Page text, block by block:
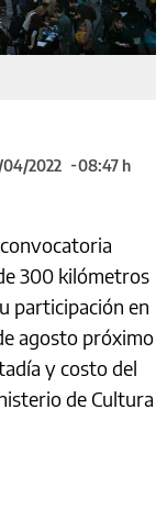
04/2022
08:47 h
300 kilómetros
participación en
agosto próximo
y costo del
de Cultura